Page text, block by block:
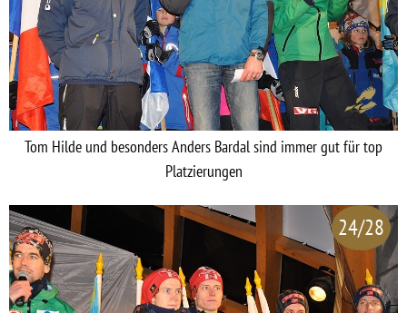
Tom Hilde und besonders Anders Bardal sind immer gut für top
Platzierungen
24/28